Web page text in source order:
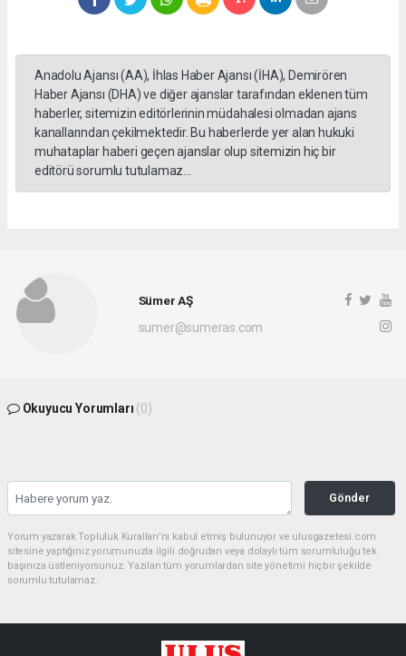
Anadolu Ajansı (AA), İhlas Haber Ajansı (İHA), Demirören
Haber Ajansı (DHA) ve diğer ajanslar tarafından eklenen tüm
haberler, sitemizin editörlerinin müdahalesi olmadan ajans
kanallarından çekilmektedir. Bu haberlerde yer alan hukuki
muhataplar haberi geçen ajanslar olup sitemizin hiç bir
editörü sorumlu tutulamaz...
Sümer AŞ
sumer@sumeras.com
Okuyucu Yorumları (0)
Gönder
Yorum yazarak Topluluk Kuralları’nı kabul etmiş bulunuyor ve ulusgazetesi.com
sitesine yaptığınız yorumunuzla ilgili doğrudan veya dolaylı tüm sorumluluğu tek
başınıza üstleniyorsunuz. Yazılan tüm yorumlardan site yönetimi hiçbir şekilde
sorumlu tutulamaz.